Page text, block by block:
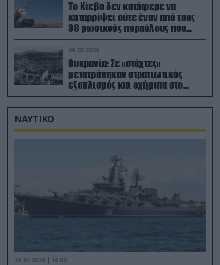
Το Κίεβο δεν κατάφερε να
καταρρίψει ούτε έναν από τους
38 ρωσικούς πυραύλους που
εκτοξεύτηκαν εναντίον του
06.08.2026
Ουκρανία: Σε «στάχτες»
μετατράπηκαν στρατιωτικός
εξοπλισμός και οχήματα στο
Κίεβο μετά από ρωσικά
πλήγματα (βίντεο)
ΝΑΥΤΙΚΟ
15.07.2026 | 16:03